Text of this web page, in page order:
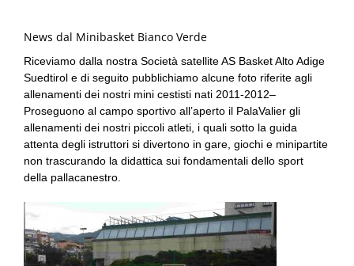
News dal Minibasket Bianco Verde
Riceviamo dalla nostra Società satellite AS Basket Alto Adige
Suedtirol e di seguito pubblichiamo alcune foto riferite agli
allenamenti dei nostri mini cestisti nati 2011-2012–
Proseguono al campo sportivo all’aperto il PalaValier gli
allenamenti dei nostri piccoli atleti, i quali sotto la guida
attenta degli istruttori si divertono in gare, giochi e minipartite
non trascurando la didattica sui fondamentali dello sport
della pallacanestro.